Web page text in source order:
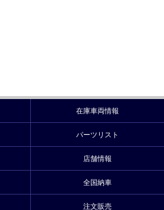
在庫車両情報
パーツリスト
店舗情報
全国納車
注文販売